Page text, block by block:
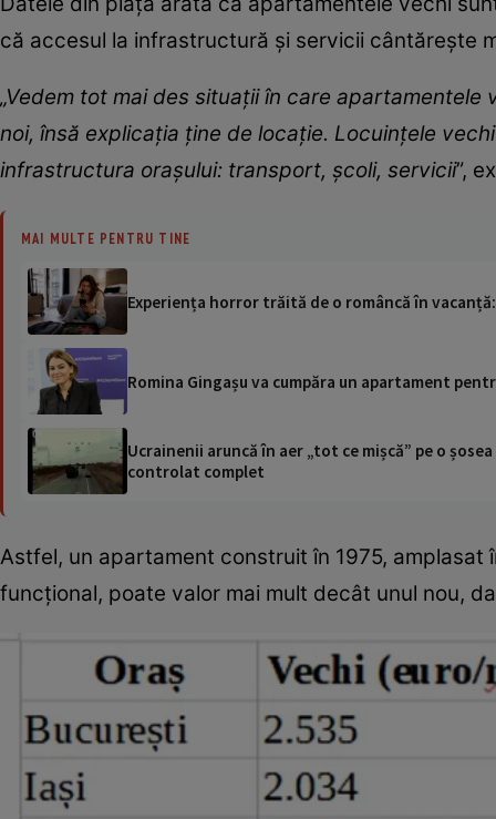
că accesul la infrastructură și servicii cântărește
„Vedem tot mai des situații în care
noi, însă explicația ține de locație. Locuințele
infrastructura orașului: transport, școli, servicii”,
MAI MULTE PENTRU TINE
Experiența horror trăită de o româncă în
Romina Gingașu va cumpăra un apartament
Ucrainenii aruncă în aer „tot ce mișcă” pe o
controlat complet
Astfel, un apartament construit în 1975,
funcțional, poate valor mai mult decât unul nou,